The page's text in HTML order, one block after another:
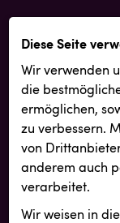
Diese Seite
Wir verwenden
die
ermöglichen,
zu verbessern.
von
anderem auch
verarbeitet.
Wir weisen in